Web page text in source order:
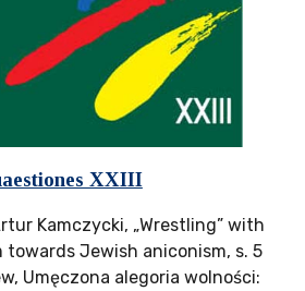
XXIII
Kamczycki, „Wrestling” with
towards Jewish aniconism, s. 5
Umęczona alegoria wolności: